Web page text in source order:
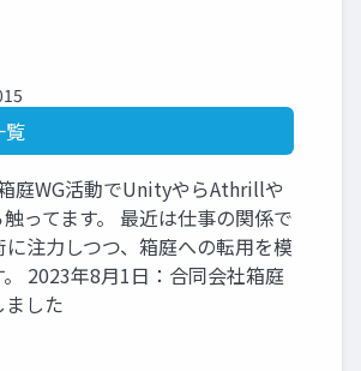
覧
庭WG活動でUnityやらAthrillや
ってます。 最近は仕事の関係で
注力しつつ、箱庭への転用を模
2023年8月1日：合同会社箱庭
ました